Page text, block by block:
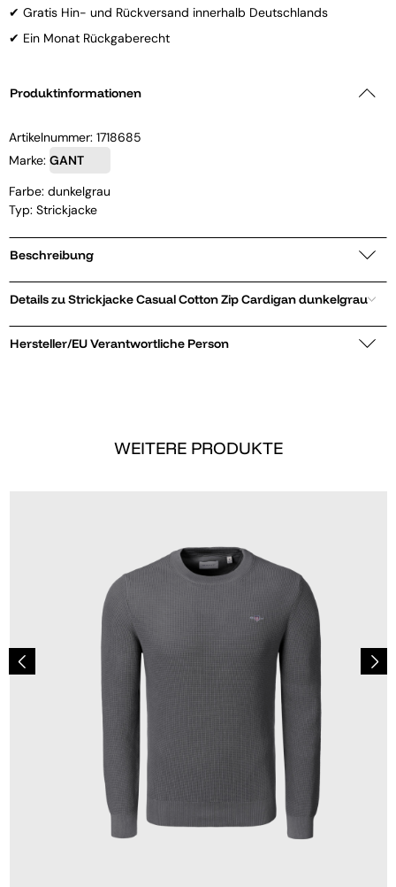
✔ Gratis Hin- und Rückversand innerhalb Deutschlands
✔ Ein Monat Rückgaberecht
Produktinformationen
Artikelnummer: 1718685
Marke: GANT
Farbe: dunkelgrau
Typ: Strickjacke
Beschreibung
Details zu Strickjacke Casual Cotton Zip Cardigan dunkelgrau
Hersteller/EU Verantwortliche Person
WEITERE PRODUKTE